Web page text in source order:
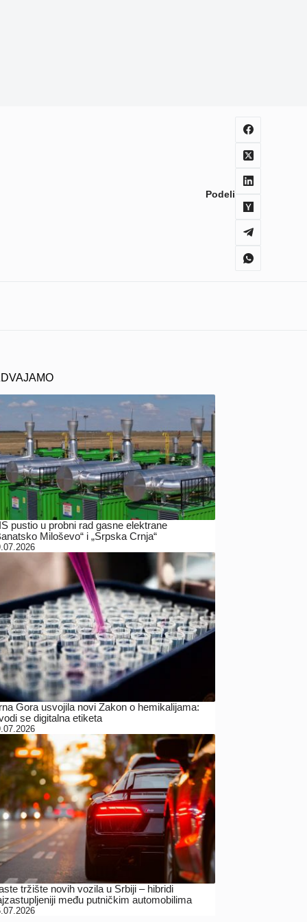
Podeli
pustio u probni rad gasne elektrane
Miloševo“ i „Srpska Crnja“
Gora usvojila novi Zakon o hemikalijama:
se digitalna etiketa
tržište novih vozila u Srbiji – hibridi
među putničkim automobilima